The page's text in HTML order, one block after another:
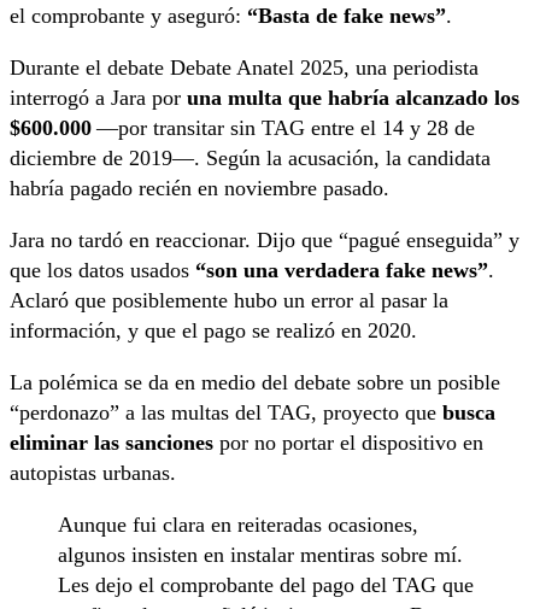
el comprobante y aseguró: “Basta de fake news”.
Durante el debate Debate Anatel 2025, una periodista
interrogó a Jara por una multa que habría alcanzado los
$600.000—por transitar sin TAG entre el 14 y 28 de
diciembre de 2019—. Según la acusación, la candidata
habría pagado recién en noviembre pasado.
Jara no tardó en reaccionar. Dijo que “pagué enseguida” y
que los datos usados “son una verdadera fake news”.
Aclaró que posiblemente hubo un error al pasar la
información, y que el pago se realizó en 2020.
La polémica se da en medio del debate sobre un posible
“perdonazo” a las multas del TAG, proyecto que busca
eliminar las sanciones por no portar el dispositivo en
autopistas urbanas.
Aunque fui clara en reiteradas ocasiones,
algunos insisten en instalar mentiras sobre mí.
Les dejo el comprobante del pago del TAG que